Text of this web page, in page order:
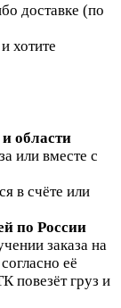
доставке (по
хотите
области
или вместе с
в счёте или
по России
заказа на
её
повезёт груз и